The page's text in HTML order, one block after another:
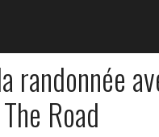
randonnée
The Road